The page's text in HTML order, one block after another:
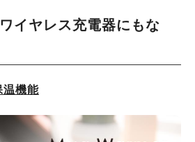
イヤレス充電器にもな
機能